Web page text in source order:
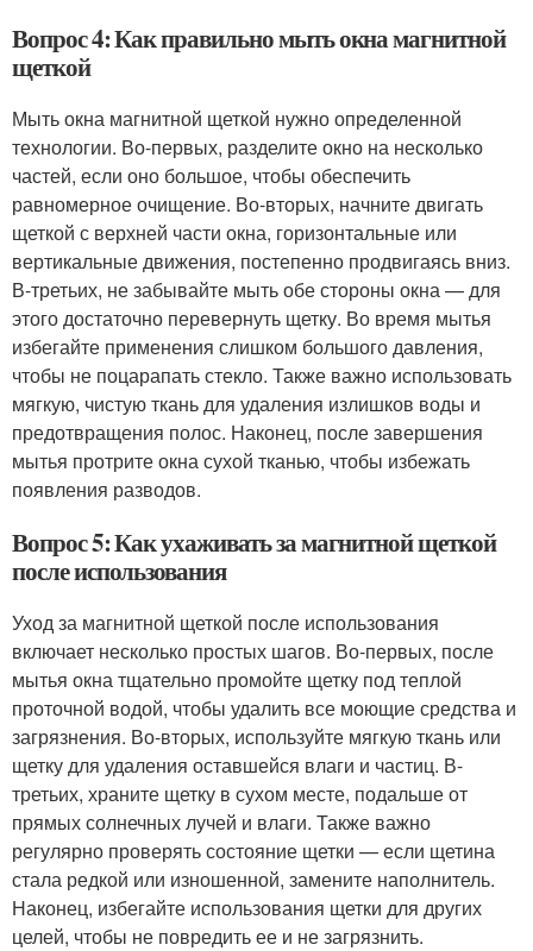
Вопрос 4: Как правильно мыть окна магнитной
щеткой
Мыть окна магнитной щеткой нужно определенной
технологии. Во-первых, разделите окно на несколько
частей, если оно большое, чтобы обеспечить
равномерное очищение. Во-вторых, начните двигать
щеткой с верхней части окна, горизонтальные или
вертикальные движения, постепенно продвигаясь вниз.
В-третьих, не забывайте мыть обе стороны окна — для
этого достаточно перевернуть щетку. Во время мытья
избегайте применения слишком большого давления,
чтобы не поцарапать стекло. Также важно использовать
мягкую, чистую ткань для удаления излишков воды и
предотвращения полос. Наконец, после завершения
мытья протрите окна сухой тканью, чтобы избежать
появления разводов.
Вопрос 5: Как ухаживать за магнитной щеткой
после использования
Уход за магнитной щеткой после использования
включает несколько простых шагов. Во-первых, после
мытья окна тщательно промойте щетку под теплой
проточной водой, чтобы удалить все моющие средства и
загрязнения. Во-вторых, используйте мягкую ткань или
щетку для удаления оставшейся влаги и частиц. В-
третьих, храните щетку в сухом месте, подальше от
прямых солнечных лучей и влаги. Также важно
регулярно проверять состояние щетки — если щетина
стала редкой или изношенной, замените наполнитель.
Наконец, избегайте использования щетки для других
целей, чтобы не повредить ее и не загрязнить.